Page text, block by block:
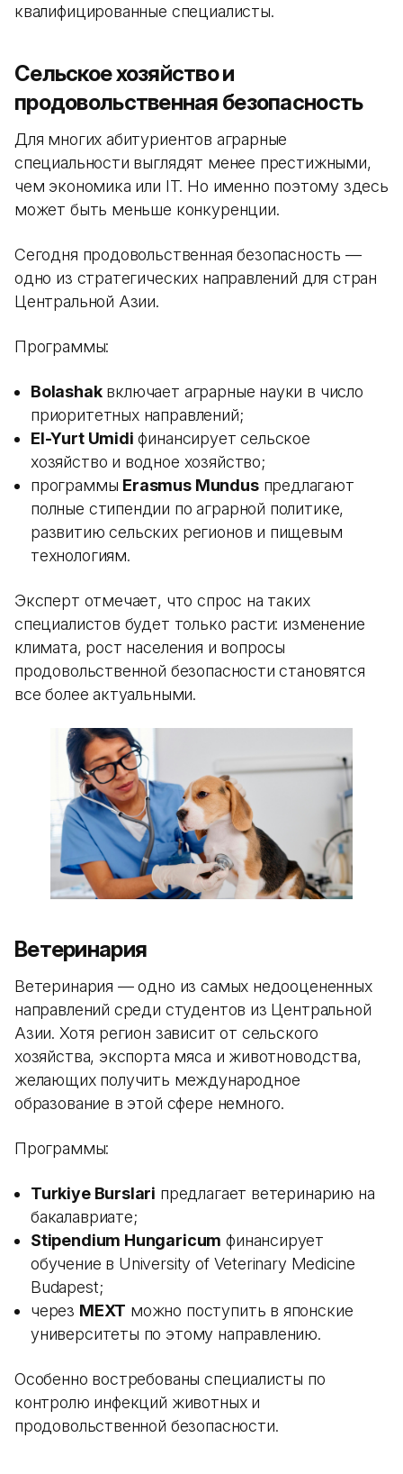
квалифицированные специалисты.
Сельское хозяйство и
продовольственная безопасность
Для многих абитуриентов аграрные
специальности выглядят менее престижными,
чем экономика или IT. Но именно поэтому здесь
может быть меньше конкуренции.
Сегодня продовольственная безопасность —
одно из стратегических направлений для стран
Центральной Азии.
Программы:
Bolashakвключает аграрные науки в число
приоритетных направлений;
El-Yurt Umidi финансирует сельское
хозяйство и водное хозяйство;
программы Erasmus Mundusпредлагают
полные стипендии по аграрной политике,
развитию сельских регионов и пищевым
технологиям.
Эксперт отмечает, что спрос на таких
специалистов будет только расти: изменение
климата, рост населения и вопросы
продовольственной безопасности становятся
все более актуальными.
Ветеринария
Ветеринария — одно из самых недооцененных
направлений среди студентов из Центральной
Азии. Хотя регион зависит от сельского
хозяйства, экспорта мяса и животноводства,
желающих получить международное
образование в этой сфере немного.
Программы:
Turkiye Burslari предлагает ветеринарию на
бакалавриате;
Stipendium Hungaricum финансирует
обучение в University of Veterinary Medicine
Budapest;
через MEXT можно поступить в японские
университеты по этому направлению.
Особенно востребованы специалисты по
контролю инфекций животных и
продовольственной безопасности.